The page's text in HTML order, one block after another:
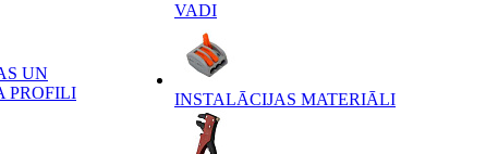
UN
PROFILI
VADI
INSTALĀCIJAS MATERIĀLI